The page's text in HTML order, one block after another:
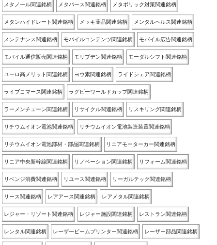
メタノール関連銘柄 メタバース関連銘柄 メタボリック対策関連銘柄
メタンハイドレート関連銘柄 メッキ薬品関連銘柄 メンタルヘルス関連銘柄
メンテナンス関連銘柄 モバイルコンテンツ関連銘柄 モバイル広告関連銘柄
モバイル通信販売関連銘柄 モリブデン関連銘柄 モーダルシフト関連銘柄
ユーロ高メリット関連銘柄 ヨウ素関連銘柄 ライドシェア関連銘柄
ライブコマース関連銘柄 ラグビーワールドカップ関連銘柄
ラーメンチェーン関連銘柄 リサイクル関連銘柄 リスキリング関連銘柄
リチウムイオン電池関連銘柄 リチウムイオン電池製造装置関連銘柄
リチウムイオン電池部材・部品関連銘柄 リニアモーターカー関連銘柄
リニア中央新幹線関連銘柄 リノベーション関連銘柄 リフォーム関連銘柄
リベンジ消費関連銘柄 リユース関連銘柄 リーガルテック関連銘柄
リース関連銘柄 レアアース関連銘柄 レアメタル関連銘柄
レジャー・リゾート関連銘柄 レジャー施設関連銘柄 レストラン関連銘柄
レンタル関連銘柄 レーザービームプリンター関連銘柄 レーザー部品関連銘柄